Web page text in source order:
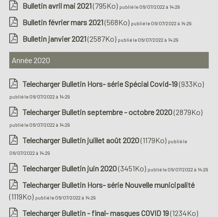
Bulletin avril mai 2021(795Ko) publié le 06/07/2022 à 14:29
Bulletin février mars 2021(568Ko) publié le 06/07/2022 à 14:29
Bulletin janvier 2021(2587Ko) publié le 06/07/2022 à 14:29
Année 2020
Telecharger Bulletin Hors- série Spécial Covid-19(933Ko)
publié le 06/07/2022 à 14:29
Telecharger Bulletin septembre - octobre 2020(2879Ko)
publié le 06/07/2022 à 14:29
Telecharger Bulletin juillet août 2020(1179Ko) publié le
06/07/2022 à 14:29
Telecharger Bulletin juin 2020(3451Ko) publié le 06/07/2022 à 14:29
Telecharger Bulletin Hors- série Nouvelle municipalité
(1119Ko) publié le 06/07/2022 à 14:29
Telecharger Bulletin - final- masques COVID 19(1234Ko)